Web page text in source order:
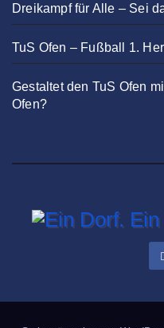
Dreikampf für Alle – Sei
TuS Ofen – Fußball 1.
Gestaltet den TuS Ofen
Ofen?